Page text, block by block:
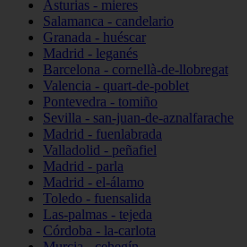
Asturias - mieres
Salamanca - candelario
Granada - huéscar
Madrid - leganés
Barcelona - cornellà-de-llobregat
Valencia - quart-de-poblet
Pontevedra - tomiño
Sevilla - san-juan-de-aznalfarache
Madrid - fuenlabrada
Valladolid - peñafiel
Madrid - parla
Madrid - el-álamo
Toledo - fuensalida
Las-palmas - tejeda
Córdoba - la-carlota